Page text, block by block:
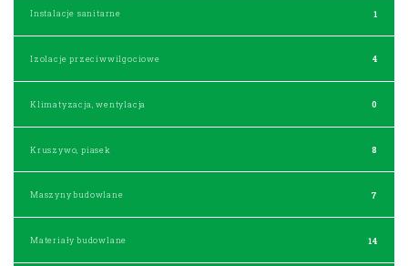
Instalacje sanitarne 1
Izolacje przeciwwilgociowe 4
Klimatyzacja, wentylacja 0
Kruszywo, piasek 8
Maszyny budowlane 7
Materiały budowlane 14